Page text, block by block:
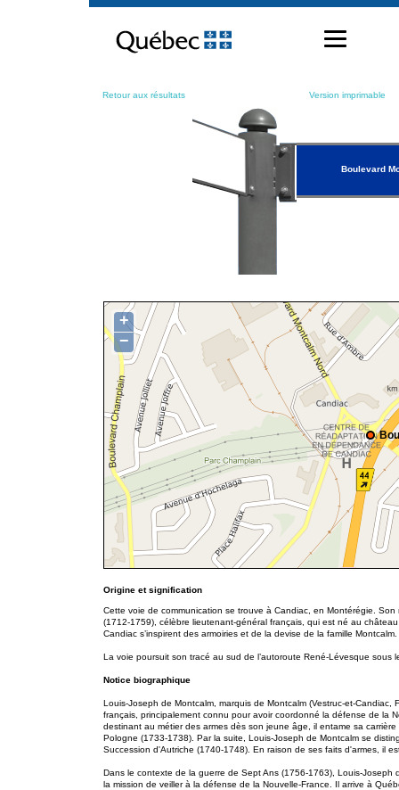
contenu
Retour aux résultats Version imprimable
Boulevard
+
−
Origine et signification
Cette voie de communication se trouve à Candiac, en Montérégie.
(1712-1759), célèbre lieutenant-général français, qui est né au
Candiac s’inspirent des armoiries et de la devise de la famille Montcalm.
La voie poursuit son tracé au sud de l’autoroute René-Lévesque sous
Notice biographique
Louis-Joseph de Montcalm, marquis de Montcalm (Vestruc-et-
français, principalement connu pour avoir coordonné la défense de la
destinant au métier des armes dès son jeune âge, il entame sa
Pologne (1733-1738). Par la suite, Louis-Joseph de Montcalm se
Succession d'Autriche (1740-1748). En raison de ses faits d'armes, il
Dans le contexte de la guerre de Sept Ans (1756-1763), Louis-Joseph
la mission de veiller à la défense de la Nouvelle-France. Il arrive à